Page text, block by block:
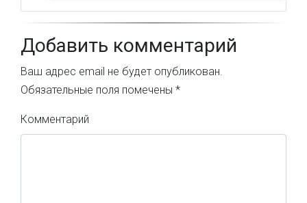
Добавить комментарий
Ваш адрес email не будет опубликован.
Обязательные поля помечены *
Комментарий